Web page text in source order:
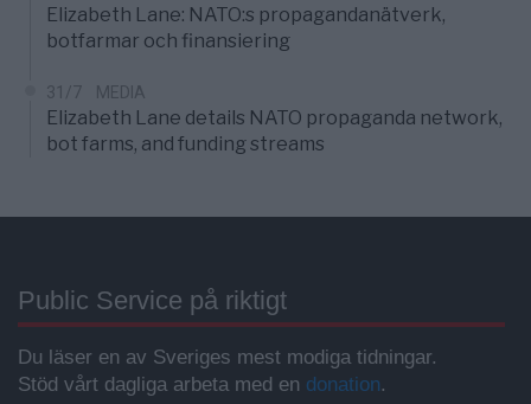
Elizabeth Lane: NATO:s propagandanätverk,
botfarmar och finansiering
31/7 MEDIA
Elizabeth Lane details NATO propaganda network,
bot farms, and funding streams
Public Service på riktigt
Du läser en av Sveriges mest modiga tidningar.
Stöd vårt dagliga arbeta med en donation.